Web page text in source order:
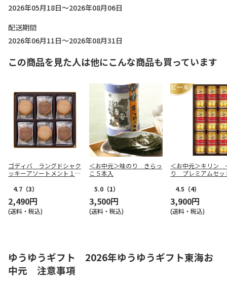
2026年05月18日～2026年08月06日
配送期間
2026年06月11日～2026年08月31日
この商品を見た人は他にこんな商品も買っています
ゴディバ ラングドシャク
ッキーアソートメント１８
4.7 （3）
2,490円
(送料・税込)
＜お中元＞味のり きらっ
こ５本入
5.0 （1）
3,500円
(送料・税込)
＜お中元＞キリン
り プレミアムセッ
4.5 （4）
3,900円
(送料・税込)
ゆうゆうギフト 2026年ゆうゆうギフト東海お
中元 注意事項